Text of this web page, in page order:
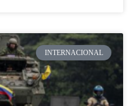
INTERNACIONAL